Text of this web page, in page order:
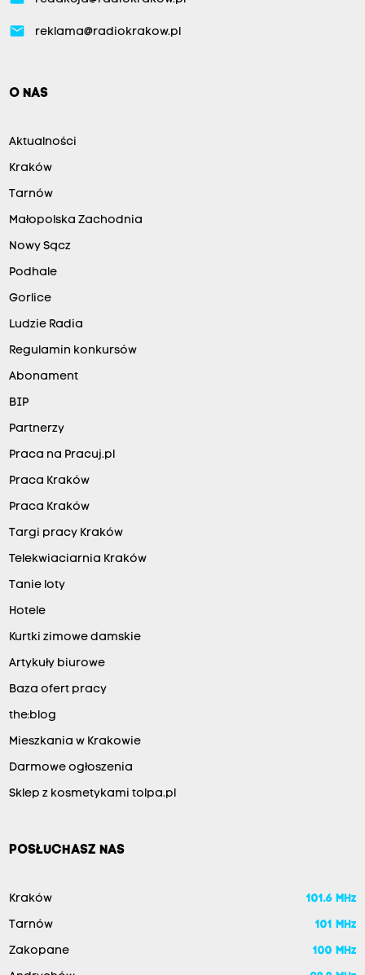
email reklama@radiokrakow.pl
O NAS
Aktualności
Kraków
Tarnów
Małopolska Zachodnia
Nowy Sącz
Podhale
Gorlice
Ludzie Radia
Regulamin konkursów
Abonament
BIP
Partnerzy
Praca na Pracuj.pl
Praca Kraków
Praca Kraków
Targi pracy Kraków
Telekwiaciarnia Kraków
Tanie loty
Hotele
Kurtki zimowe damskie
Artykuły biurowe
Baza ofert pracy
the:blog
Mieszkania w Krakowie
Darmowe ogłoszenia
Sklep z kosmetykami tolpa.pl
POSŁUCHASZ NAS
Kraków 101.6 MHz
Tarnów 101 MHz
Zakopane 100 MHz